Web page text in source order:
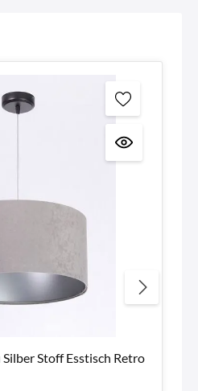
Stoff Esstisch Retro